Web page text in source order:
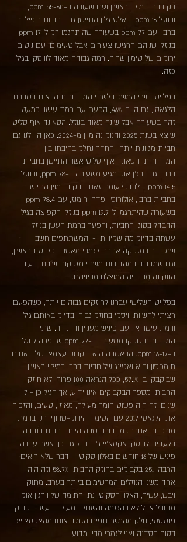
ובנוזל 16 ppm, האלט גלין התיישן גם בחביות ריפיל
ברבן ועם 77 ppm בשעורה שהיתרגמו רק ל-17 ppm
בנוזל. שניהם הרגישו צעירים אבל טעימים, עם נוטים
ירוקים של טימין שרוף. רמה גבוהה מאוד לוויסקי בגיל
כזה.
בפלייט השני המשכנו לשתי המהדורות הבאות בסדרת
הלגאסי, גם הן ב-46%, הפעם עם רמת עישון כמעט
זהה בשעורה אבל שונה מאוד בנוזל. הסאונד אוף סליט
שיצא בשנת 2025 והנוק נה מוין מ-2024. כאן היו לנו גם
חביות מגוונות יותר, והחדר נחלק בחיבתו בין
המהדורות. הסאונד אוף סליט אשר התיישן בחביות
ברבן וגם וירג'ן אוק מגיע משעורה ב-78 ppm, ובנוזל
14.5 ppm, בלבד. לעומת זאת הנוק נה מוין התיישן
בחביות ברבן, אולורוסו ופדרו חימנז, עם 78.4 ppm
בשעורה שהיתרגמו ל-19.7 ppm בנוזל. הקפיצה בגיל,
ההבדל בסוגי החביות, והפער ברמת העשן בנוזל
עשתה בדיוק מה שקיוויתי - והמשתתפים חשבו
שמדובר במזקקה אחרת לגמרי מאשר בפלייט הראשון,
וגם שמדובר במהדורות משתי מזקקות שונות. בעיני
הנוק נה מוין היה המוצלח מביניהם.
בפלייט השלישי עברנו לחוזקים גבוהים יותר, כשהפעם
רציתי להשוות וויסקי בחוזק גבוה ובדיוק באותם גיל
ורמת עישון אך עם פיניש מעניין ודי נדיר. שתי
המהדורות זוקקו משעורה ב-77 ppm שהפכה לנוזל
ב-16-17 ppm. הראשונה היא ביקבוק עצמאי של האחים
תומפסון והיא ואטינג של חביות ברבן במילוי ראשון
שבוקבקו ב-57.1%, ככל הנראה 100 פרוף ולא חוזק
החבית. מספר הבקבוקים אינו ידוע, אך הגיל כן - 7
שנים. זה היה פשוט חומר מעולה, מאוזן, טעים, והזכיר
את הלגאסי 2017 עם הטימין והירוק-שרוף, רק ברמת
מורכבות אחרת. מהדורה שניה הייתה חבית בודדה
בלעדית לוויסקי אקסצ'יינג', בת 7 גם כן, אשר עברה
פיניש של 16 חודשים באלון סקוטי - דבר שלא רואים
הרבה. 251 בקבוקים בחוזק החבית, 58.7% וזה היה
אחד משני הנוזלים המרשימים ביותר בערב. מתוק
ויבש, עשיר, האלון הסקוטי נתן חתימה של וירג'ן אוק
מתובל אבל לא בהגזמה והשתלב מעולה בעשן. בקבוק
פנטסטי, חלק מהמשתתפים הזמינו אותו מהאקסצ'ייג'
בסוף הסדנה ואני לגמרי מבין מדוע.